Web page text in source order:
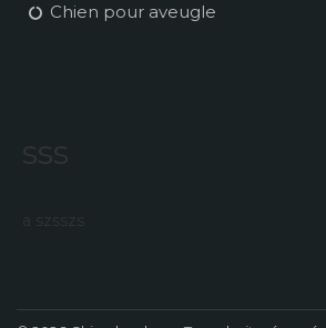
Chien pour aveugle
sss
a szsszs